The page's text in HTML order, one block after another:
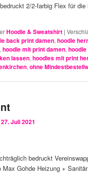
2/2-farbig Flex für die
Hoodie & Sweatshirt |
back print damen,hoodie
,hoodie mit print damen,
lassen,hoodies mit print
,ohne
27. Juli 2021
bedruckt
Max Gohde Heizung + Sanitär